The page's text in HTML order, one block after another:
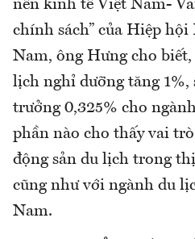
nền kinh tế Việt Nam-
chính sách” của Hiệp hội
Nam, ông Hưng cho biết,
lịch nghỉ dưỡng tăng 1%,
trưởng 0,325% cho
phần nào cho thấy vai
động sản du lịch trong
cũng như với ngành du
Nam.